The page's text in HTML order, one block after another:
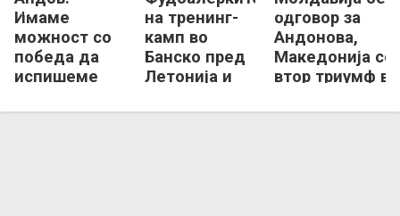
Имаме
можност со
победа да
испишеме
женскиот
на тренинг-
камп во
Банско пред
Летонија и
одговор за
Андонова,
Македонија со
втор триумф во
за ЕП